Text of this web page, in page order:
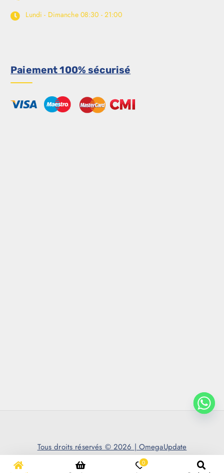
Lundi - Dimanche 08:30 - 21:00
Paiement 100% sécurisé
Tous droits réservés © 2026 | OmegaUpdate
0